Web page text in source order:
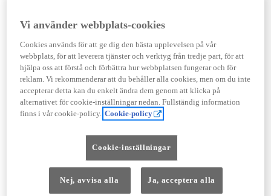
1 745 mm
Föbrukning
Vi använder webbplats-cookies
Cookies används för att ge dig den bästa upplevelsen på vår
webbplats, för att leverera tjänster och verktyg från tredje part, för att
hjälpa oss att förstå och förbättra hur webbplatsen fungerar och för
reklam. Vi rekommenderar att du behåller alla cookies, men om du inte
accepterar detta kan du enkelt ändra dem genom att klicka på
alternativet för cookie-inställningar nedan. Fullständig information
finns i vår cookie-policy. Cookie-policy
Cookie-inställningar
Nej, avvisa alla Ja, acceptera alla